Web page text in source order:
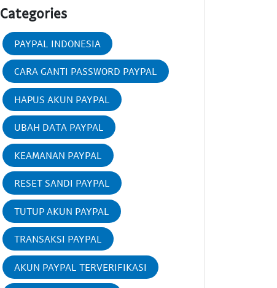
Categories
PAYPAL INDONESIA
CARA GANTI PASSWORD PAYPAL
HAPUS AKUN PAYPAL
UBAH DATA PAYPAL
KEAMANAN PAYPAL
RESET SANDI PAYPAL
TUTUP AKUN PAYPAL
TRANSAKSI PAYPAL
AKUN PAYPAL TERVERIFIKASI